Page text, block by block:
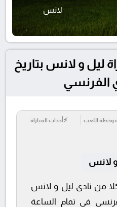
لانس
ليل و لانس بتاريخ
وخطة اللعب ⚡أحداث المباراة
و لانس
اليوم 4/4/2026 كلا من نادى ليل و لانس
فى تمام الساعة